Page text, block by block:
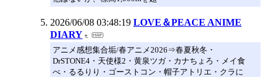
2026/06/08 03:48:19 LOVE＆PEACE ANIME
DIARY
アニメ感想集合垢/春アニメ2026⇒春夏秋冬・
DrSTONE4・天使様2・黄泉ツガ・カナちょろ・メイ食
べ・るるりり・ゴーストコン・帽子アトリエ・クラに